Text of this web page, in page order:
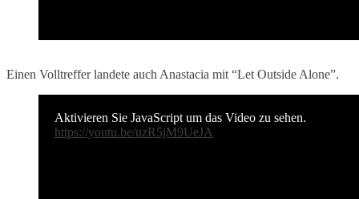
Einen Volltreffer landete auch Anastacia mit “Let Outside Alone”.
Aktivieren Sie JavaScript um das Video zu sehen.
https://youtu.be/uzR5jM9UeJA